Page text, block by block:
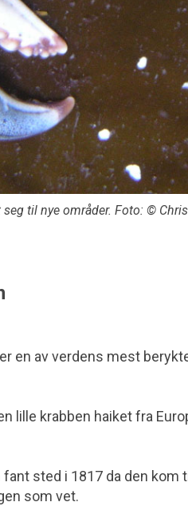
til nye områder. Foto: ©
en av verdens mest
lille krabben haiket fra
sted i 1817 da den kom
som vet.